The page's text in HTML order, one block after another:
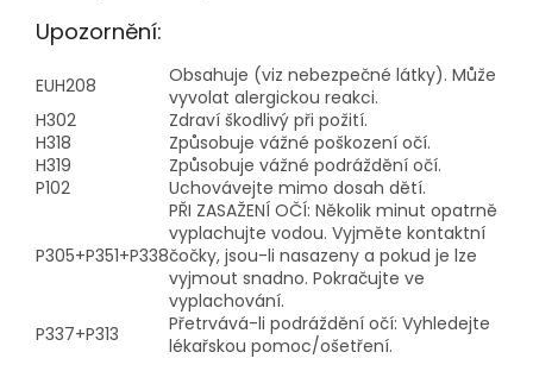
Upozornění:
EUH208
Obsahuje (viz nebezpečné látky). Může
vyvolat alergickou reakci.
H302
Zdraví škodlivý při požití.
H318
Způsobuje vážné poškození očí.
H319
Způsobuje vážné podráždění očí.
P102
Uchovávejte mimo dosah dětí.
P305+P351+P338
PŘI ZASAŽENÍ OČÍ: Několik minut opatrně
vyplachujte vodou. Vyjměte kontaktní
čočky, jsou-li nasazeny a pokud je lze
vyjmout snadno. Pokračujte ve
vyplachování.
P337+P313
Přetrvává-li podráždění očí: Vyhledejte
lékařskou pomoc/ošetření.